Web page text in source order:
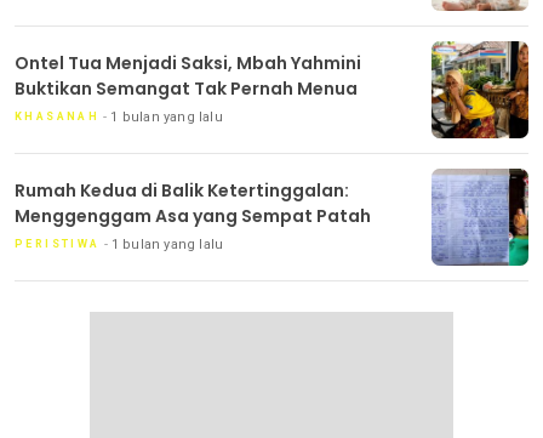
Ontel Tua Menjadi Saksi, Mbah Yahmini
Buktikan Semangat Tak Pernah Menua
KHASANAH 1 bulan yang lalu
Rumah Kedua di Balik Ketertinggalan:
Menggenggam Asa yang Sempat Patah
PERISTIWA 1 bulan yang lalu